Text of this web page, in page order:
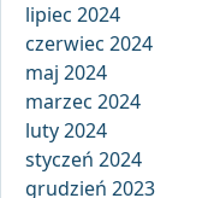
lipiec 2024
czerwiec 2024
maj 2024
marzec 2024
luty 2024
styczeń 2024
grudzień 2023